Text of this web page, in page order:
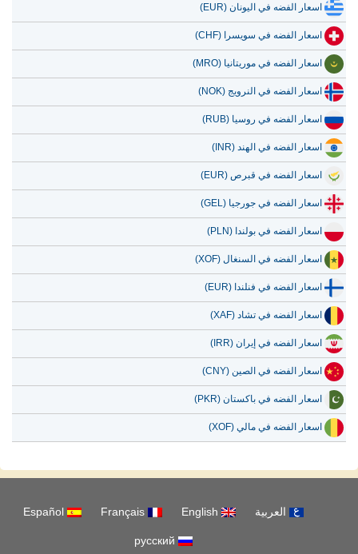
اسعار الفضه في اليونان (EUR)
اسعار الفضه في سويسرا (CHF)
اسعار الفضه في موريتانيا (MRO)
اسعار الفضه في النرويج (NOK)
اسعار الفضه في روسيا (RUB)
اسعار الفضه في الهند (INR)
اسعار الفضه في قبرص (EUR)
اسعار الفضه في جورجيا (GEL)
اسعار الفضه في بولندا (PLN)
اسعار الفضه في السنغال (XOF)
اسعار الفضه في فنلندا (EUR)
اسعار الفضه في تشاد (XAF)
اسعار الفضه في إيران (IRR)
اسعار الفضه في الصين (CNY)
اسعار الفضه في باكستان (PKR)
اسعار الفضه في مالي (XOF)
العربية Français
Español